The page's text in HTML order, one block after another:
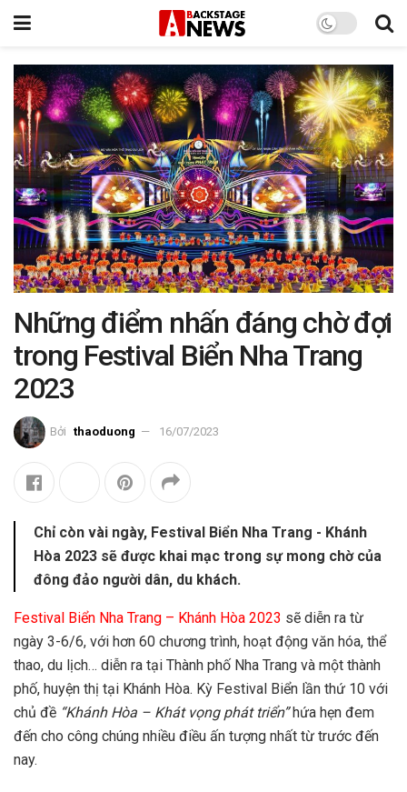
Những điểm nhấn đáng chờ đợi
trong Festival Biển Nha Trang
2023
Bởi thaoduong 16/07/2023
Chỉ còn vài ngày, Festival Biển Nha Trang - Khánh
Hòa 2023 sẽ được khai mạc trong sự mong chờ của
đông đảo người dân, du khách.
Festival Biển Nha Trang – Khánh Hòa 2023 sẽ diễn ra từ
ngày 3-6/6, với hơn 60 chương trình, hoạt động văn hóa, thể
thao, du lịch… diễn ra tại Thành phố Nha Trang và một thành
phố, huyện thị tại Khánh Hòa. Kỳ Festival Biển lần thứ 10 với
chủ đề “Khánh Hòa – Khát vọng phát triển”hứa hẹn đem
đến cho công chúng nhiều điều ấn tượng nhất từ trước đến
nay.